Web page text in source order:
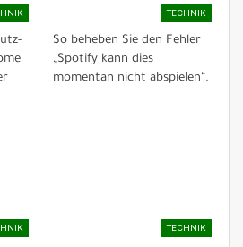
TECHNIK
So beheben Sie den Fehler
„Spotify kann dies
momentan nicht abspielen“.
TECHNIK